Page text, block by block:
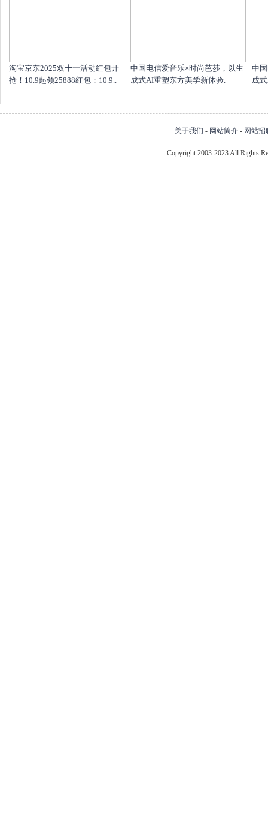
淘宝京东2025双十一活动红包开
抢！10.9起领25888红包：10.9..
中国电信爱音乐×时尚芭莎，以生
成式AI重塑东方美学新体验.
中
成
关于我们 - 网站简介 - 网站招
Copyright 2003-2023 All Rights